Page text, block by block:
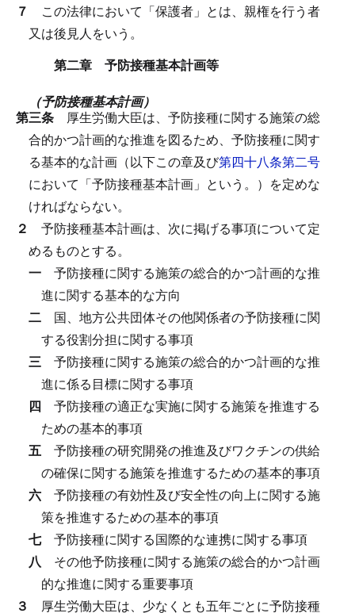
７ この法律において「保護者」とは、親権を行う者
又は後見人をいう。
第二章 予防接種基本計画等
（予防接種基本計画）
第三条 厚生労働大臣は、予防接種に関する施策の総
合的かつ計画的な推進を図るため、予防接種に関す
る基本的な計画（以下この章及び第四十八条第二号
において「予防接種基本計画」という。）を定めな
ければならない。
２ 予防接種基本計画は、次に掲げる事項について定
めるものとする。
一 予防接種に関する施策の総合的かつ計画的な推
進に関する基本的な方向
二 国、地方公共団体その他関係者の予防接種に関
する役割分担に関する事項
三 予防接種に関する施策の総合的かつ計画的な推
進に係る目標に関する事項
四 予防接種の適正な実施に関する施策を推進する
ための基本的事項
五 予防接種の研究開発の推進及びワクチンの供給
の確保に関する施策を推進するための基本的事項
六 予防接種の有効性及び安全性の向上に関する施
策を推進するための基本的事項
七 予防接種に関する国際的な連携に関する事項
八 その他予防接種に関する施策の総合的かつ計画
的な推進に関する重要事項
３ 厚生労働大臣は、少なくとも五年ごとに予防接種